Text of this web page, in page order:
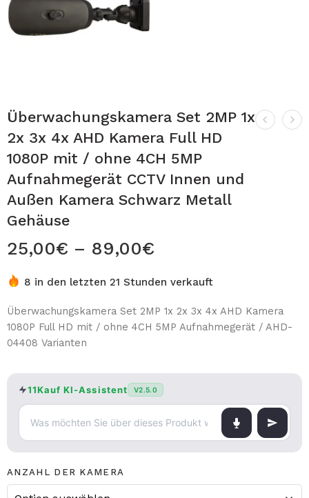
Überwachungskamera Set 2MP 1x
2x 3x 4x AHD Kamera Full HD
1080P mit / ohne 4CH 5MP
Aufnahmegerät CCTV Innen und
Außen Kamera Schwarz Metall
Gehäuse
25,00€ – 89,00€
8 in den letzten 21 Stunden verkauft
Überwachungskamera Set 2MP 1x 2x 3x 4x AHD Kamera
1080P Full HD mit / ohne 4CH 5MP Aufnahmegerät / AHD-
04408 Varianten
11Kauf KI-Assistent V2.5.0
ANZAHL DER KAMERA